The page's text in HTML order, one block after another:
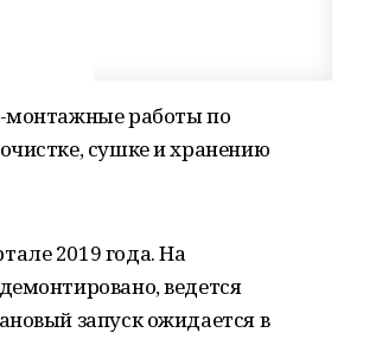
монтажные работы по
сушке и хранению
2019 года. На
ведется
запуск ожидается в